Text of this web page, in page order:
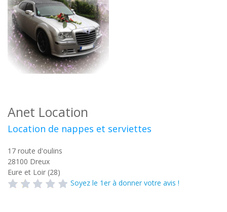
Anet Location
Location de nappes et serviettes
17 route d'oulins
28100 Dreux
Eure et Loir (28)
Soyez le 1er à donner votre avis !